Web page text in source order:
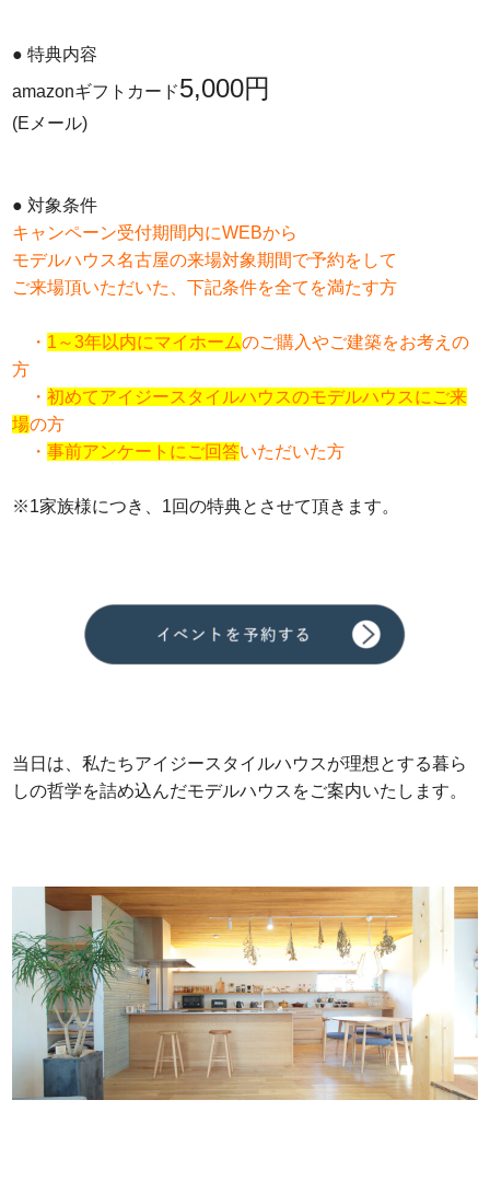
● 特典内容
amazonギフトカード5,000円
(Eメール)
● 対象条件
キャンペーン受付期間内にWEBから
モデルハウス名古屋の来場対象期間で予約をして
ご来場頂いただいた、下記条件を全てを満たす方
・ 1～3年以内にマイホームのご購入やご建築をお考えの
方
・初めてアイジースタイルハウスのモデルハウスにご来
場の方
・事前アンケートにご回答いただいた方
※1家族様につき、1回の特典とさせて頂きます。
当日は、私たちアイジースタイルハウスが理想とする暮ら
しの哲学を詰め込んだモデルハウスをご案内いたします。